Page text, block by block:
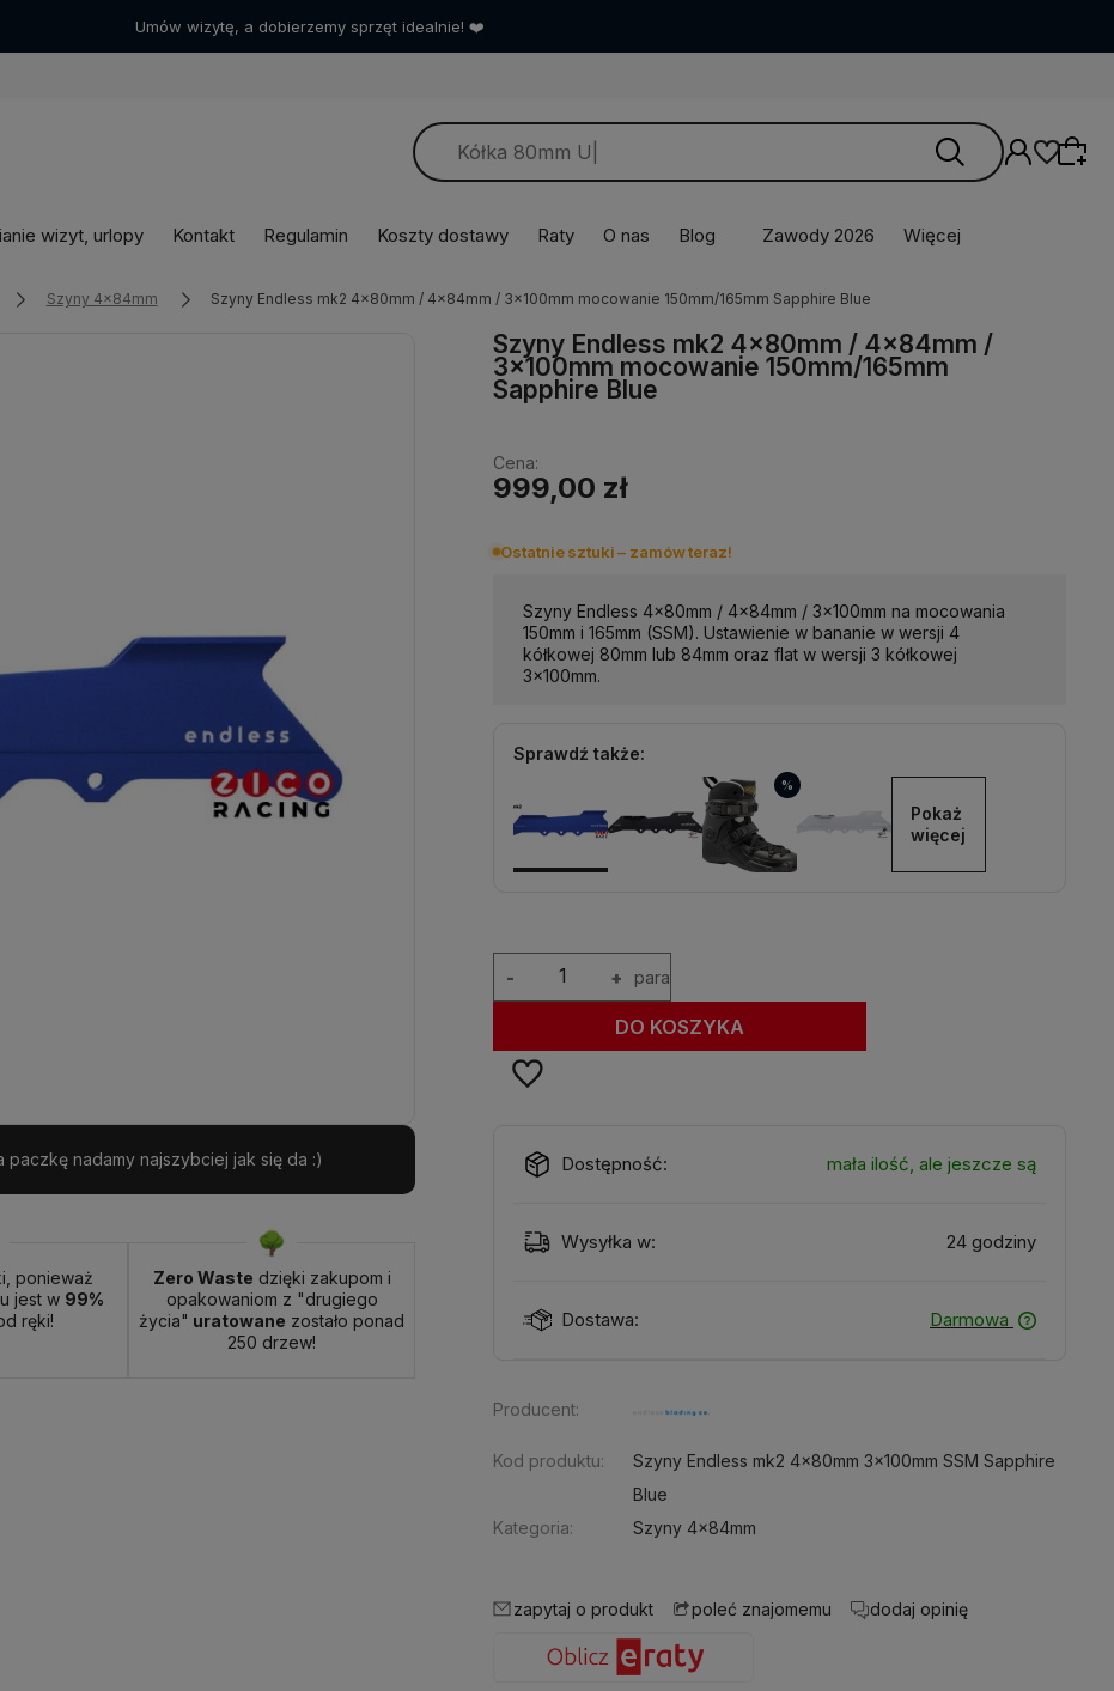
Umów wizytę, a dobierzemy sprzęt idealnie! ❤️
wizyt, urlopy Kontakt Regulamin Koszty dostawy Raty O nas Blog Zawody 2026 Więcej
Szyny 4x84mm Szyny Endless mk2 4x80mm / 4x84mm / 3x100mm mocowanie 150mm/165mm Sapphire Blue
nadamy najszybciej jak się da :)
ponieważ
jest w 99%
ręki!
Zero Waste dzięki zakupom i
opakowaniom z "drugiego
życia" uratowane zostało ponad
250 drzew!
Szyny Endless mk2 4x80mm / 4x84mm /
3x100mm mocowanie 150mm/165mm
Sapphire Blue
Cena:
999,00 zł
Ostatnie sztuki – zamów teraz!
Szyny Endless 4x80mm / 4x84mm / 3x100mm na mocowania
150mm i 165mm (SSM). Ustawienie w bananie w wersji 4
kółkowej 80mm lub 84mm oraz flat w wersji 3 kółkowej
3x100mm.
Sprawdź także:
%
Pokaż
więcej
+
- para
DO KOSZYKA
Dostępność: mała ilość, ale jeszcze są
Wysyłka w: 24 godziny
Dostawa: Darmowa
Producent:
Kod produktu:
Szyny Endless mk2 4x80mm 3x100mm SSM Sapphire
Blue
Kategoria:
Szyny 4x84mm
zapytaj o produkt poleć znajomemu dodaj opinię